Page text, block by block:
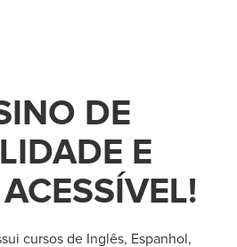
DE
E
cursos de Inglês, Espanhol,